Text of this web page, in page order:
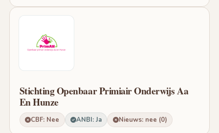
Stichting Openbaar Primiair Onderwijs Aa
En Hunze
CBF: Nee ANBI: Ja Nieuws: nee (0)